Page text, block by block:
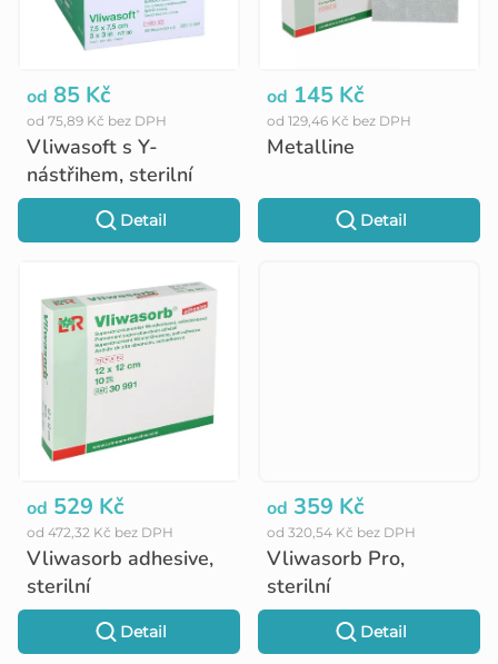
o
d
u
k
t
Vliwasoft s Y-
nástřihem, sterilní
od 75,89 Kč bez DPH
od 85 Kč
Detail
Metalline
od 129,46 Kč bez DPH
od 145 Kč
Detail
Vliwasorb adhesive,
sterilní
od 472,32 Kč bez DPH
od 529 Kč
Detail
Vliwasorb Pro,
sterilní
od 320,54 Kč bez DPH
od 359 Kč
Detail